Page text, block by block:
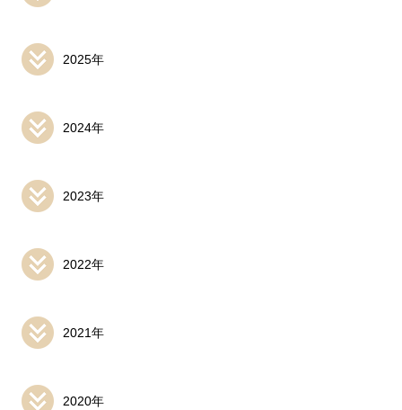
2025年
2024年
2023年
2022年
2021年
2020年